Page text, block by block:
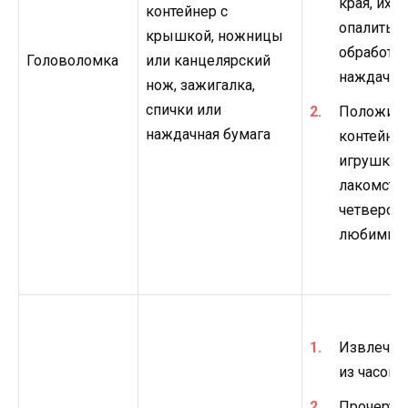
Головоломка
контейнер с
крышкой, ножницы
или канцелярский
нож, зажигалка,
спички или
наждачная бумага
опалить
игрушки
любимцу.
Извлечь
из часов.